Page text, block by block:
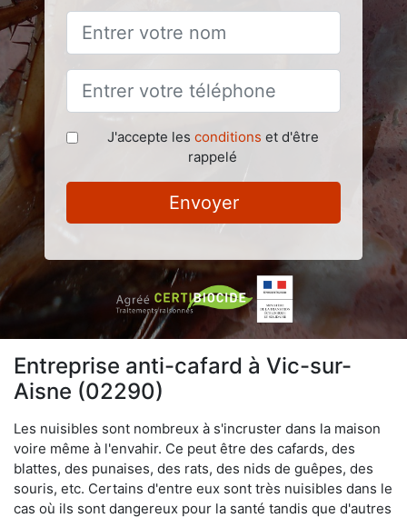
J'accepte les conditions et d'être
rappelé
Envoyer
Entreprise anti-cafard à Vic-sur-
Aisne (02290)
Les nuisibles sont nombreux à s'incruster dans la maison
voire même à l'envahir. Ce peut être des cafards, des
blattes, des punaises, des rats, des nids de guêpes, des
souris, etc. Certains d'entre eux sont très nuisibles dans le
cas où ils sont dangereux pour la santé tandis que d'autres